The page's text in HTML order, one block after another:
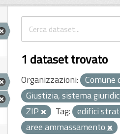
1 dataset trovato
Organizzazioni: Comune
Giustizia, sistema
ZIP
Tag: edifici
aree ammassamento